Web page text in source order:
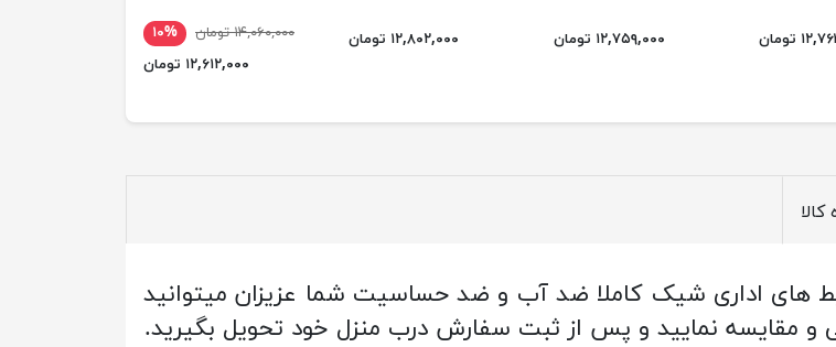
تومان ۱۲,۷۵۹,۰۰۰ تومان ۱۲,۸۰۲,۰۰۰ تومان ۱۴,۰۶۰,۰۰۰ تومان
۱۰%
۱۲,۶۱۲,۰۰۰ تومان
کالا
های اداری شیک کاملا ضد آب و ضد حساسیت شما عزیزان میتوانید
و مقایسه نمایید و پس از ثبت سفارش درب منزل خود تحویل بگیرید.